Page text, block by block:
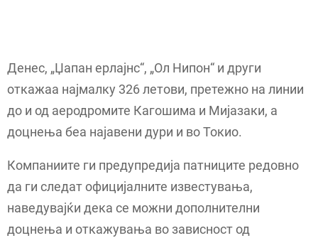
Денес, „Џапан ерлајнс“, „Ол Нипон“ и други
откажаа најмалку 326 летови, претежно на линии
до и од аеродромите Кагошима и Мијазаки, а
доцнења беа најавени дури и во Токио.
Компаниите ги предупредија патниците редовно
да ги следат официјалните известувања,
наведувајќи дека се можни дополнителни
доцнења и откажувања во зависност од